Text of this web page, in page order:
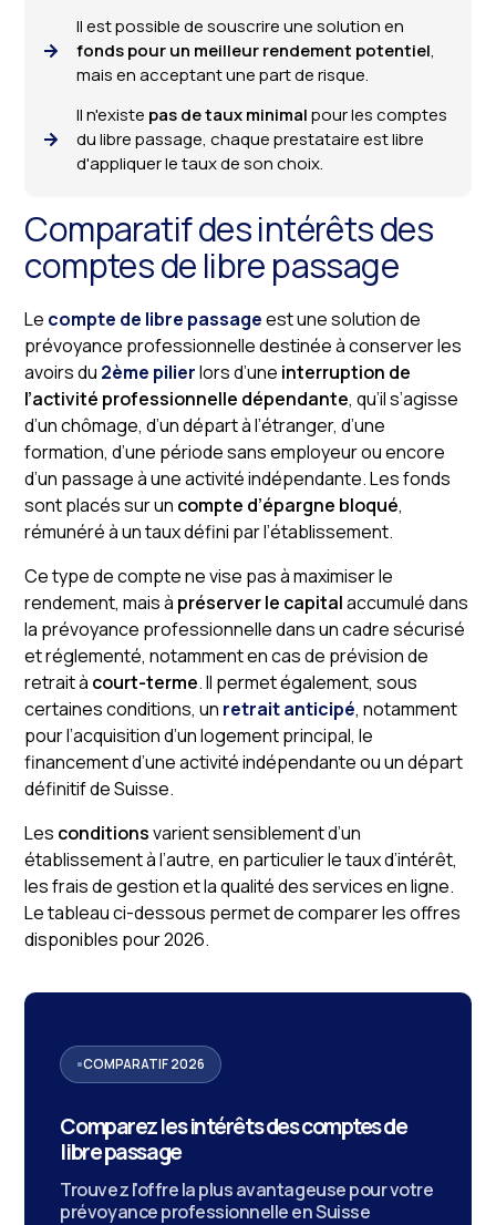
Il est possible de souscrire une solution en
fonds pour un meilleur rendement potentiel,
mais en acceptant une part de risque.
Il n'existe pas de taux minimalpour les comptes
du libre passage, chaque prestataire est libre
d'appliquer le taux de son choix.
Comparatif des intérêts des
comptes de libre passage
Le compte de libre passageest une solution de
prévoyance professionnelle destinée à conserver les
avoirs du 2ème pilierlors d’une interruption de
l’activité professionnelle dépendante, qu’il s’agisse
d’un chômage, d’un départ à l’étranger, d’une
formation, d’une période sans employeur ou encore
d’un passage à une activité indépendante. Les fonds
sont placés sur un compte d’épargne bloqué,
rémunéré à un taux défini par l’établissement.
Ce type de compte ne vise pas à maximiser le
rendement, mais à préserver le capitalaccumulé dans
la prévoyance professionnelle dans un cadre sécurisé
et réglementé, notamment en cas de prévision de
retrait à court-terme. Il permet également, sous
certaines conditions, un retrait anticipé, notamment
pour l’acquisition d’un logement principal, le
financement d’une activité indépendante ou un départ
définitif de Suisse.
Les conditionsvarient sensiblement d’un
établissement à l’autre, en particulier le taux d’intérêt,
les frais de gestion et la qualité des services en ligne.
Le tableau ci-dessous permet de comparer les offres
disponibles pour 2026.
COMPARATIF 2026
Comparez les intérêts des comptes de
libre passage
Trouvez l'offre la plus avantageuse pour votre
prévoyance professionnelle en Suisse